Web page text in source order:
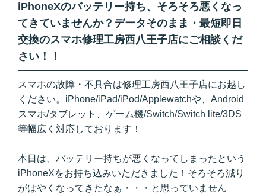
iPhoneXのバッテリー持ち、そろそろ悪くなっ
てきていませんか？データそのまま・最短即日
交換のスマホ修理工房西八王子店にご相談くだ
さい！！
スマホの故障・不具合は修理工房西八王子店にお越し
ください。iPhone/iPad/iPod/Applewatchや、Android
スマホ/タブレット、ゲーム機/Switch/Switch lite/3DS
等幅広く対応しております！
本日は、バッテリー持ちが悪くなってしまったという
iPhoneXをお持ち込みいただきました！そろそろ減り
がはやくなってきたなぁ・・・と思っていません